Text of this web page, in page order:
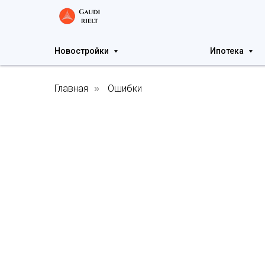
Новостройки Ипотека
Главная » Ошибки